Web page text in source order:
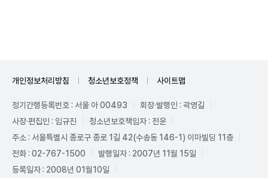
개인정보처리방침 청소년보호정책 사이트맵
정기간행등록번호 : 서울 아 00493
회장·발행인 : 곽영길
사장·편집인 : 임규진
청소년보호책임자 : 전운
주소 : 서울특별시 종로구 종로 1길 42(수송동 146-1) 이마빌딩 11층
전화 : 02-767-1500
발행일자 : 2007년 11월 15일
등록일자 : 2008년 01월10일